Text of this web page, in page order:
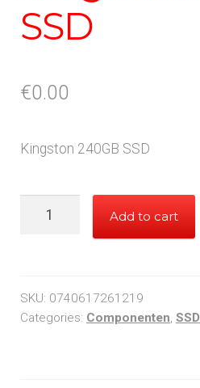
SSD
€0.00
Kingston 240GB SSD
Add to cart
SKU: 0740617261219
Categories: Componenten,